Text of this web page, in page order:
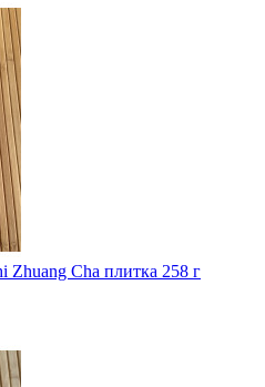
Zhuang Cha плитка 258 г